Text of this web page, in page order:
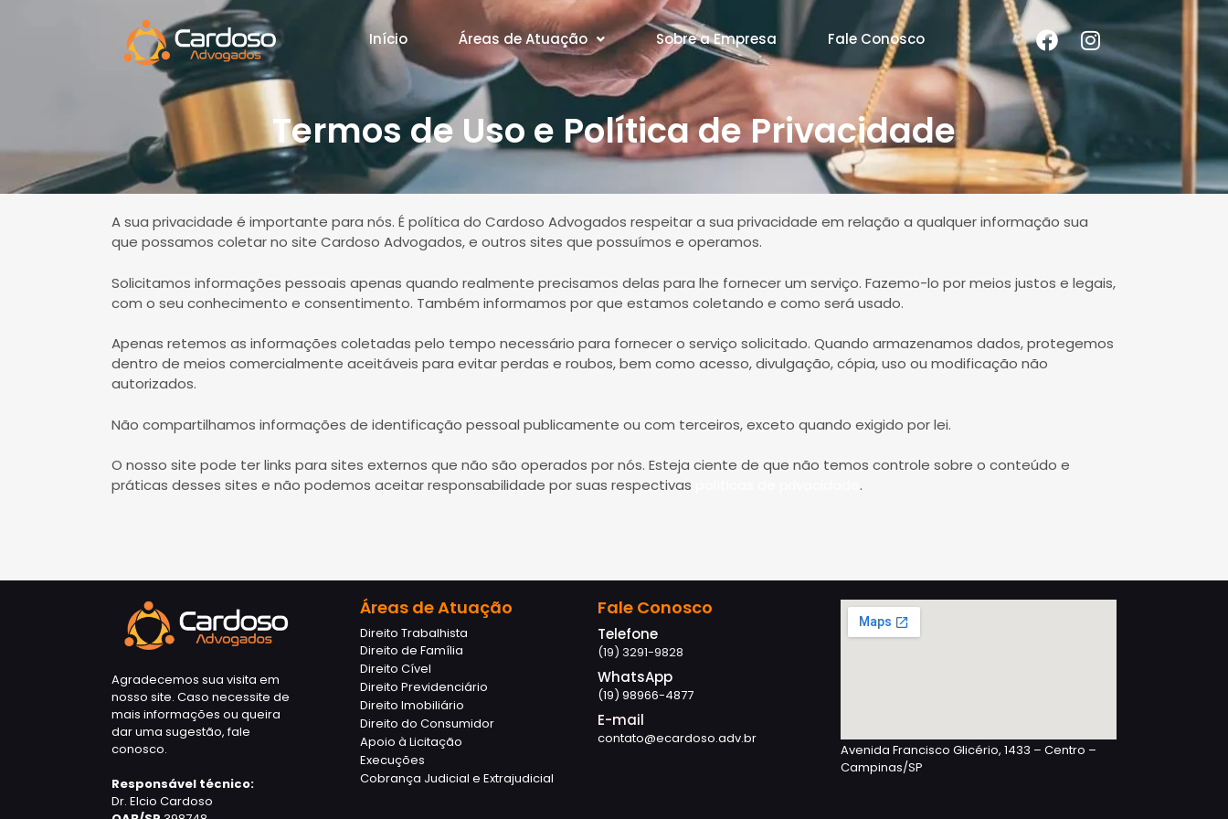
Início Áreas de Atuação Sobre a Empresa Fale Conosco
Termos de Uso e Política de Privacidade
A sua privacidade é importante para nós. É política do Cardoso Advogados respeitar a sua privacidade em relação a qualquer informação sua
que possamos coletar no site Cardoso Advogados, e outros sites que possuímos e operamos.
Solicitamos informações pessoais apenas quando realmente precisamos delas para lhe fornecer um serviço. Fazemo-lo por meios justos e legais,
com o seu conhecimento e consentimento. Também informamos por que estamos coletando e como será usado.
Apenas retemos as informações coletadas pelo tempo necessário para fornecer o serviço solicitado. Quando armazenamos dados, protegemos
dentro de meios comercialmente aceitáveis para evitar perdas e roubos, bem como acesso, divulgação, cópia, uso ou modificação não
autorizados.
Não compartilhamos informações de identificação pessoal publicamente ou com terceiros, exceto quando exigido por lei.
O nosso site pode ter links para sites externos que não são operados por nós. Esteja ciente de que não temos controle sobre o conteúdo e
práticas desses sites e não podemos aceitar responsabilidade por suas respectivas
.
Agradecemos sua visita em
nosso site. Caso necessite de
mais informações ou queira
dar uma sugestão, fale
conosco.
Responsável técnico:
Dr. Elcio Cardoso
Áreas de Atuação
Direito Trabalhista
Direito de Família
Direito Cível
Direito Previdenciário
Direito Imobiliário
Direito do Consumidor
Apoio à Licitação
Execuções
Cobrança Judicial e Extrajudicial
Fale Conosco
Telefone
(19) 3291-9828
WhatsApp
(19) 98966-4877
E-mail
contato@ecardoso.adv.br
Avenida Francisco Glicério, 1433 – Centro –
Campinas/SP